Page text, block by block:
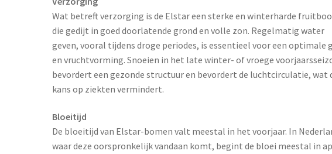
Wat betreft verzorging is de Elstar een sterke en winterharde
die gedijt in goed doorlatende grond en volle zon. Regelmatig water
geven, vooral tijdens droge periodes, is essentieel voor een optimale
en vruchtvorming. Snoeien in het late winter- of vroege
bevordert een gezonde structuur en bevordert de luchtcirculatie, wat
kans op ziekten vermindert.
Bloeitijd
De bloeitijd van Elstar-bomen valt meestal in het voorjaar. In
waar deze oorspronkelijk vandaan komt, begint de bloei meestal in